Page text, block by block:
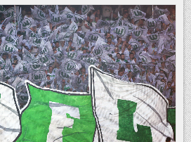
BEI
KUNDGEBUNG
GEGEN
BUNDESREGIERUNG